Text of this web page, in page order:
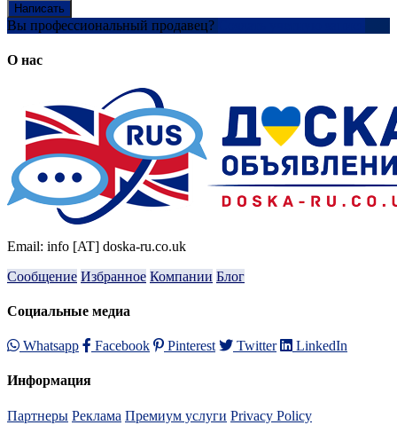
Написать
Вы профессиональный продавец?
О нас
Email: info [AT] doska-ru.co.uk
Сообщение Избранное Компании Блог
Социальные медиа
Whatsapp Facebook Pinterest Twitter LinkedIn
Информация
Партнеры Реклама Премиум услуги Privacy Policy